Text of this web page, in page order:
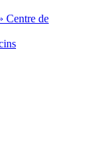
Centre de